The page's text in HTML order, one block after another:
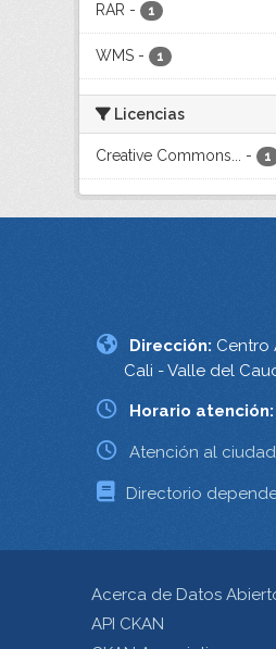
RAR - 1
WMS - 1
Licencias
Creative Commons... - 1
Dirección: Centro
Cali - Valle del
Horario atención:
Atención al
Directorio
Acerca de Datos
API CKAN